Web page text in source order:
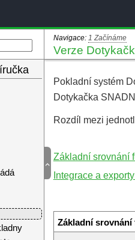
Navigace: 1 Začínáme
Verze
Pokladní systém
Dotykačka
Rozdíl mezi
Základní srovnání
Integrace a
Základní